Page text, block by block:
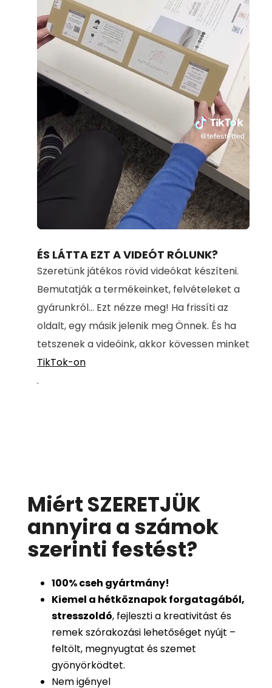
Loaded:
71.00%
ÉS LÁTTA EZT A VIDEÓT RÓLUNK?
Szeretünk játékos rövid videókat készíteni.
Bemutatják a termékeinket, felvételeket a
gyárunkról... Ezt nézze meg! Ha frissíti az
oldalt, egy másik jelenik meg Önnek. És ha
tetszenek a videóink, akkor kövessen minket
TikTok-on
.
Miért SZERETJÜK
annyira a számok
szerinti festést?
100%cseh gyártmány!
Kiemel a hétköznapok forgatagából,
stresszoldó, fejleszti a kreativitást és
remek szórakozási lehetőséget nyújt –
feltölt, megnyugtat és szemet
gyönyörködtet.
Nem igényel